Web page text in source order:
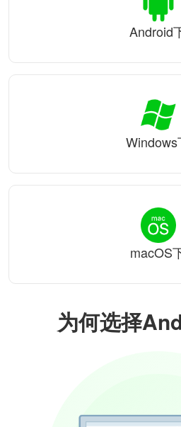
为何选择
Android
Windows
macOS